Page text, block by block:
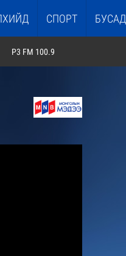
СПОРТ БУСАД
P3 FM 100.9